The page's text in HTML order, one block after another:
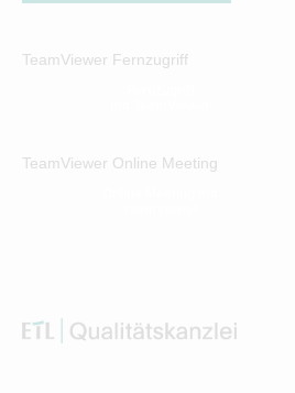
TeamViewer Fernzugriff
TeamViewer Online Meeting